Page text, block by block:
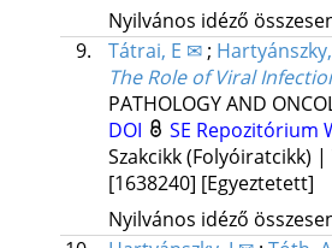
Nyilvános idéző
9.
Tátrai, E ✉ ;
The Role of Viral
PATHOLOGY AND
DOI
SE Repozitórium
Szakcikk (Folyóiratcikk)
[1638240] [Egyeztetett]
Nyilvános idéző